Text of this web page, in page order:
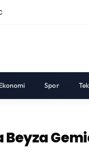
Spor
Beyza